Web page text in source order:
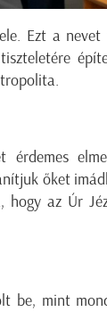
Ezt a nevet
őket
az Úr
be, mint